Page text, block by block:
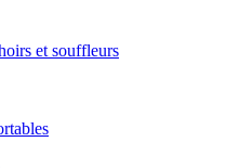
et souffleurs